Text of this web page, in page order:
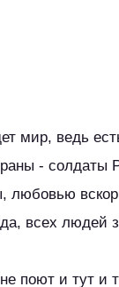
мир, ведь
- солдаты
любовью
всех людей
поют и тут и